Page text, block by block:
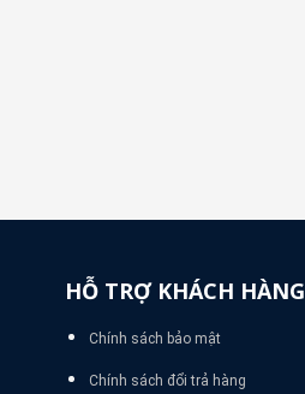
HỖ TRỢ KHÁCH HÀNG
Chính sách bảo mật
Chính sách đổi trả hàng